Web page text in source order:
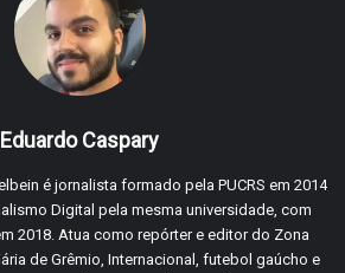
Eduardo Caspary
é jornalista formado pela PUCRS em 2014
Digital pela mesma universidade, com
2018. Atua como repórter e editor do Zona
de Grêmio, Internacional, futebol gaúcho e